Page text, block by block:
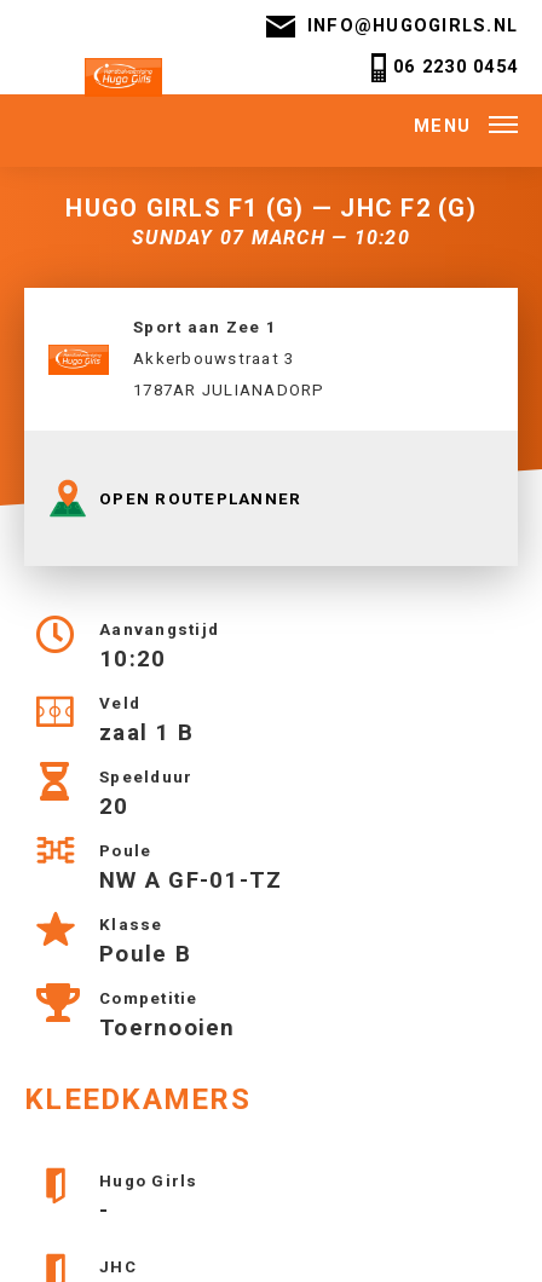
INFO@HUGOGIRLS.NL
06 2230 0454
MENU
HUGO GIRLS F1 (G) — JHC F2 (G)
SUNDAY 07 MARCH — 10:20
Sport aan Zee 1
Akkerbouwstraat 3
1787AR JULIANADORP
OPEN ROUTEPLANNER
Aanvangstijd
10:20
Veld
zaal 1 B
Speelduur
20
Poule
NW A GF-01-TZ
Klasse
Poule B
Competitie
Toernooien
KLEEDKAMERS
Hugo Girls
-
JHC